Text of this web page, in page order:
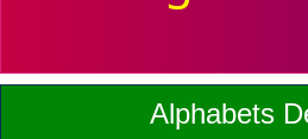
Alphabets